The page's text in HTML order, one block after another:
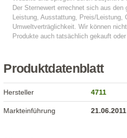
Produktdatenblatt
Hersteller 4711
Markteinführung 21.06.2011